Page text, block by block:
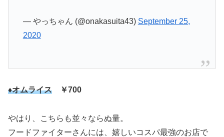
— やっちゃん (@onakasuita43) September 25,
2020
♦オムライス ￥700
やはり、こちらも並々ならぬ量。
フードファイターさんには、嬉しいコスパ最強のお店で